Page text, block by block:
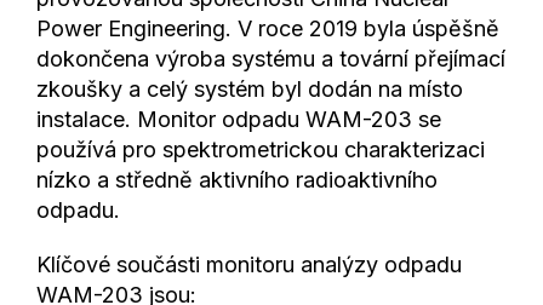
Power Engineering. V roce 2019 byla úspěšně
dokončena výroba systému a tovární přejímací
zkoušky a celý systém byl dodán na místo
instalace. Monitor odpadu WAM-203 se
používá pro spektrometrickou charakterizaci
nízko a středně aktivního radioaktivního
odpadu.
Klíčové součásti monitoru analýzy odpadu
WAM-203 jsou: